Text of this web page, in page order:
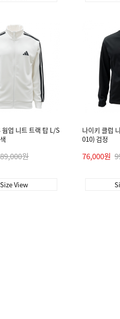
업 니트 트랙 탑 L/S
89,000원
Size View
나이키 클럽
010) 검정
76,000원